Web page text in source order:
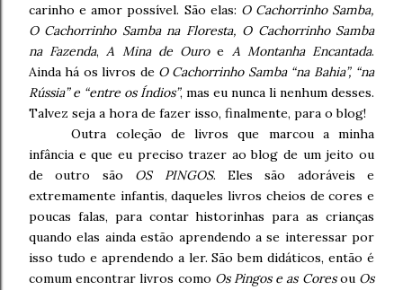
carinho e amor possível. São elas: O Cachorrinho Samba,
O Cachorrinho Samba na Floresta, O Cachorrinho Samba
na Fazenda,A Mina de Ouroe A Montanha Encantada.
Ainda há os livros de O Cachorrinho Samba “na Bahia”, “na
Rússia” e “entre os Índios”, mas eu nunca li nenhum desses.
Talvez seja a hora de fazer isso, finalmente, para o blog!
Outra coleção de livros que marcou a minha
infância e que eu preciso trazer ao blog de um jeito ou
de outro são OS PINGOS. Eles são adoráveis e
extremamente infantis, daqueles livros cheios de cores e
poucas falas, para contar historinhas para as crianças
quando elas ainda estão aprendendo a se interessar por
isso tudo e aprendendo a ler. São bem didáticos, então é
comum encontrar livros como Os Pingos e as Coresou Os